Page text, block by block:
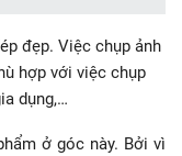
đẹp. Việc chụp ảnh
hợp với việc chụp
dụng,…
ở góc này. Bởi vì